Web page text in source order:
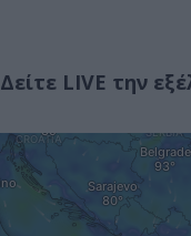
Δείτε LIVE την